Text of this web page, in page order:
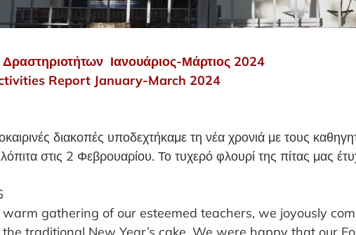
Ιανουάριος-Μάρτιος 2024
Report January-March 2024
διακοπές υποδεχτήκαμε τη νέα χρονιά με τους
στις 2 Φεβρουαρίου. Το τυχερό φλουρί της πίτας μας
gathering of our esteemed teachers, we joyously